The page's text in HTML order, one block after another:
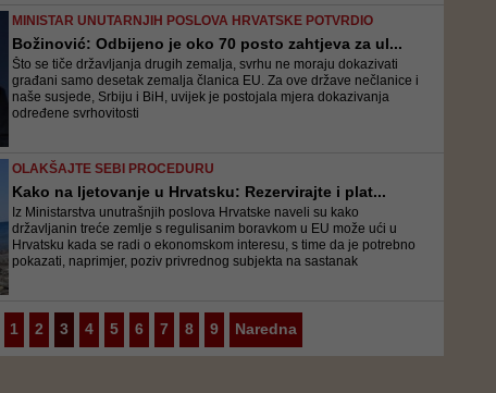
MINISTAR UNUTARNJIH POSLOVA HRVATSKE POTVRDIO
Božinović: Odbijeno je oko 70 posto zahtjeva za ul...
Što se tiče državljanja drugih zemalja, svrhu ne moraju dokazivati
građani samo desetak zemalja članica EU. Za ove države nečlanice i
naše susjede, Srbiju i BiH, uvijek je postojala mjera dokazivanja
određene svrhovitosti
OLAKŠAJTE SEBI PROCEDURU
Kako na ljetovanje u Hrvatsku: Rezervirajte i plat...
Iz Ministarstva unutrašnjih poslova Hrvatske naveli su kako
državljanin treće zemlje s regulisanim boravkom u EU može ući u
Hrvatsku kada se radi o ekonomskom interesu, s time da je potrebno
pokazati, naprimjer, poziv privrednog subjekta na sastanak
1 2 3 4 5 6 7 8 9 Naredna